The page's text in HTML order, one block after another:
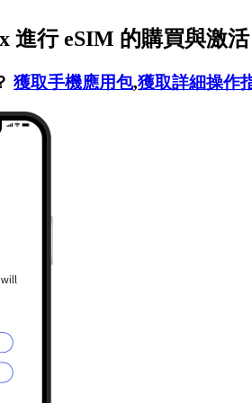
進行 eSIM 的購買與激活
獲取手機應用包,獲取詳細操作